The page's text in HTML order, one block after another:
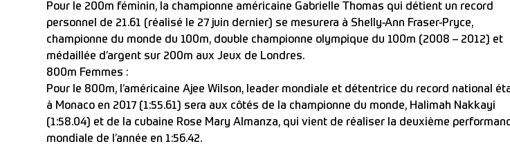
Pour le 200m féminin, la championne américaine Gabrielle Thomas qui détient un record
personnel de 21.61 (réalisé le 27 juin dernier) se mesurera à Shelly-Ann Fraser-Pryce,
championne du monde du 100m, double championne olympique du 100m (2008 – 2012) et
médaillée d’argent sur 200m aux Jeux de Londres.
800m Femmes :
Pour le 800m, l’américaine Ajee Wilson, leader mondiale et détentrice du record national
à Monaco en 2017 (1:55.61) sera aux côtés de la championne du monde, Halimah Nakkayi
(1:58.04) et de la cubaine Rose Mary Almanza, qui vient de réaliser la deuxième
mondiale de l’année en 1:56.42.